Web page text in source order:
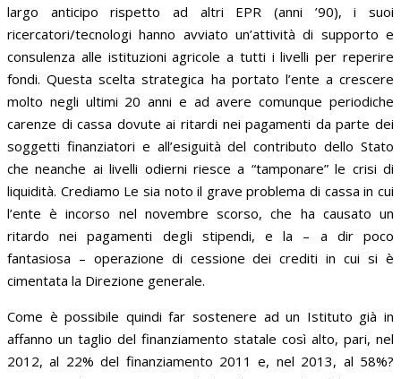
largo anticipo rispetto ad altri EPR (anni ’90), i suoi
ricercatori/tecnologi hanno avviato un’attività di supporto e
consulenza alle istituzioni agricole a tutti i livelli per reperire
fondi. Questa scelta strategica ha portato l’ente a crescere
molto negli ultimi 20 anni e ad avere comunque periodiche
carenze di cassa dovute ai ritardi nei pagamenti da parte dei
soggetti finanziatori e all’esiguità del contributo dello Stato
che neanche ai livelli odierni riesce a “tamponare” le crisi di
liquidità. Crediamo Le sia noto il grave problema di cassa in cui
l’ente è incorso nel novembre scorso, che ha causato un
ritardo nei pagamenti degli stipendi, e la – a dir poco
fantasiosa – operazione di cessione dei crediti in cui si è
cimentata la Direzione generale.
Come è possibile quindi far sostenere ad un Istituto già in
affanno un taglio del finanziamento statale così alto, pari, nel
2012, al 22% del finanziamento 2011 e, nel 2013, al 58%?